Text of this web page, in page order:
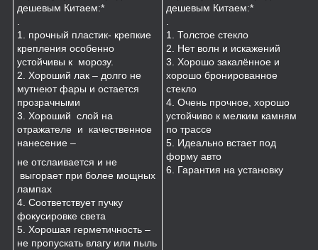
дешевым Китаем:*
.
1. прочный пластик- крепкие
крепления особенно
устойчивы к морозу.
2. Хороший лак – долго не
мутнеют фары и остается
прозрачными
3. Хороший слой на
отражателе и качественное
нанесение –
не отслаивается и не
выгорает при более мощных
лампах
4. Соответствует пучку
фокусировке света
5. Хорошая герметичность –
не пропускать влагу или пыль
дешевым Китаем:*
.
1. Толстое стекло
2. Нет волн и искажений
3. Хорошо закалённое и
хорошо бронированное
стекло
4. Очень прочное, хорошо
устойчиво к мелким камням
по трассе
5. Идеально встает под
форму авто
6. Гарантия на установку